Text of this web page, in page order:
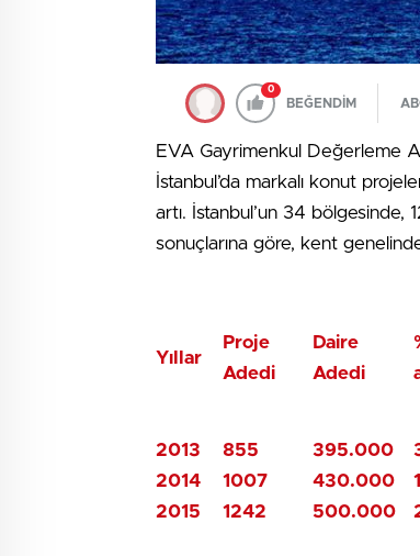
0
BEĞENDİM
EVA Gayrimenkul Değerleme
İstanbul’da markalı konut
artı. İstanbul’un 34 bölgesinde,
sonuçlarına göre, kent
Yıllar
Proje
Adedi
Daire
Adedi
2013
855 395.000
2014
1007 430.000
2015
1242 500.000